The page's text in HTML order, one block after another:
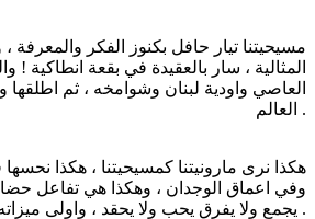
مسيحيتنا تيار حافل بكنوز الفكر والمعرفة ،
المثالية ، سار بالعقيدة في بقعة انطاكية !
العاصي واودية لبنان وشوامخه ، ثم اطلقها
العالم .
هكذا نرى مارونيتنا كمسيحيتنا ، هكذا
وفي اعماق الوجدان ، وهكذا هي تفاعل
يجمع ولا يفرق يحب ولا يحقد ، واولى ميزاته العطاء .